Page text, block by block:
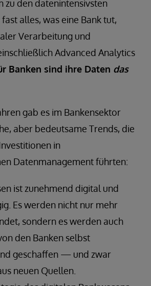
zu den datenintensivsten
alles, was eine Bank tut,
Verarbeitung und
Advanced Analytics
Banken sind ihre Daten das
gab es im Bankensektor
aber bedeutsame Trends, die
in
Datenmanagement führten:
ist zunehmend digital und
Es werden nicht nur mehr
sondern es werden auch
den Banken selbst
geschaffen — und zwar
neuen Quellen.